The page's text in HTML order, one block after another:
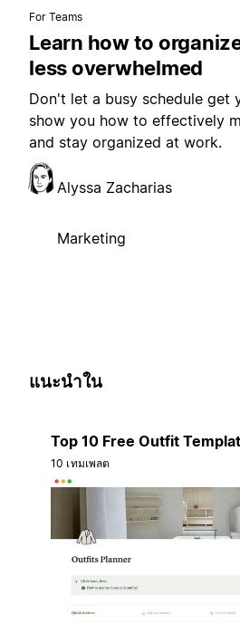
For Teams
Learn how to
less overwhelmed
Don't let a busy schedule get
show you how to effectively
and stay organized at work.
Alyssa Zacharias
Marketing
แนะนำใน
Top 10 Free Outfit
10 เทมเพลต